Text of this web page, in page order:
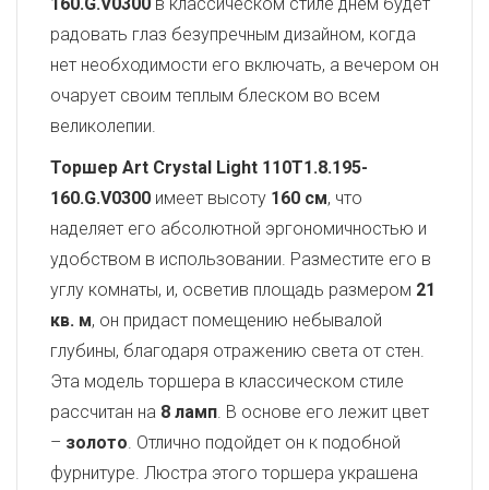
радовать глаз безупречным дизайном, когда
нет необходимости его включать, а вечером он
очарует своим теплым блеском во всем
великолепии.
Торшер Art Crystal Light 110T1.8.195-
160.G.V0300 имеет высоту 160 см, что
наделяет его абсолютной эргономичностью и
удобством в использовании. Разместите его в
углу комнаты, и, осветив площадь размером 21
кв. м, он придаст помещению небывалой
глубины, благодаря отражению света от стен.
Эта модель торшера в классическом стиле
рассчитан на 8 ламп. В основе его лежит цвет
– золото. Отлично подойдет он к подобной
фурнитуре. Люстра этого торшера украшена